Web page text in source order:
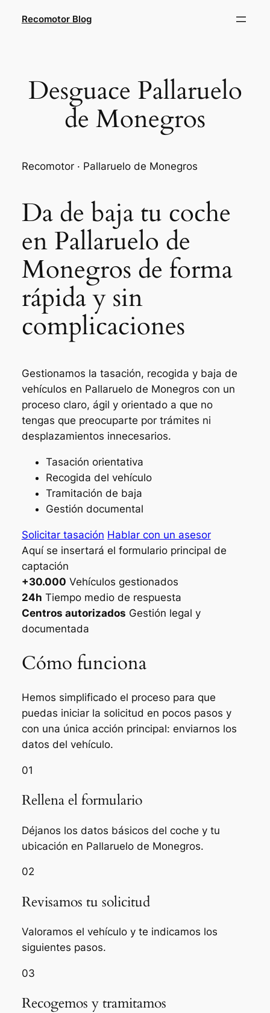
Recomotor Blog
Desguace Pallaruelo
de Monegros
Recomotor · Pallaruelo de Monegros
Da de baja tu coche
en Pallaruelo de
Monegros de forma
rápida y sin
complicaciones
Gestionamos la tasación, recogida y baja de
vehículos en Pallaruelo de Monegros con un
proceso claro, ágil y orientado a que no
tengas que preocuparte por trámites ni
desplazamientos innecesarios.
Tasación orientativa
Recogida del vehículo
Tramitación de baja
Gestión documental
Solicitar tasación Hablar con un asesor
Aquí se insertará el formulario principal de
captación
+30.000 Vehículos gestionados
24h Tiempo medio de respuesta
Centros autorizados Gestión legal y
documentada
Cómo funciona
Hemos simplificado el proceso para que
puedas iniciar la solicitud en pocos pasos y
con una única acción principal: enviarnos los
datos del vehículo.
01
Rellena el formulario
Déjanos los datos básicos del coche y tu
ubicación en Pallaruelo de Monegros.
02
Revisamos tu solicitud
Valoramos el vehículo y te indicamos los
siguientes pasos.
03
Recogemos y tramitamos